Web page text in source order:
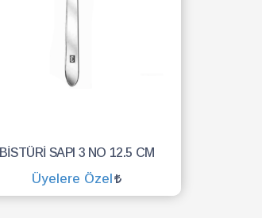
BİSTÜRİ SAPI 3 NO 12.5 CM
Üyelere Özel